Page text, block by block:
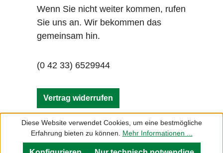
Wenn Sie nicht weiter kommen, rufen
Sie uns an. Wir bekommen das
gemeinsam hin.
(0 42 33) 6529944
Vertrag widerrufen
Diese Website verwendet Cookies, um eine bestmögliche
Erfahrung bieten zu können. Mehr Informationen ...